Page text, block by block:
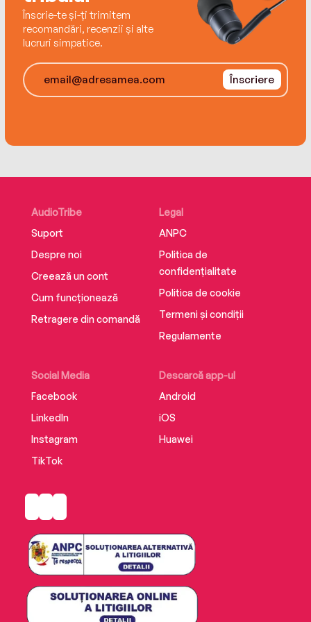
Înscrie-te și-ți trimitem
recomandări, recenzii și alte
lucruri simpatice.
Înscriere
AudioTribe
Suport
Despre noi
Creează un cont
Cum funcționează
Retragere din comandă
Social Media
Facebook
LinkedIn
Instagram
TikTok
Descarcă app-ul
Android
iOS
Huawei
Legal
ANPC
Politica de
confidențialitate
Politica de cookie
Termeni și condiții
Regulamente